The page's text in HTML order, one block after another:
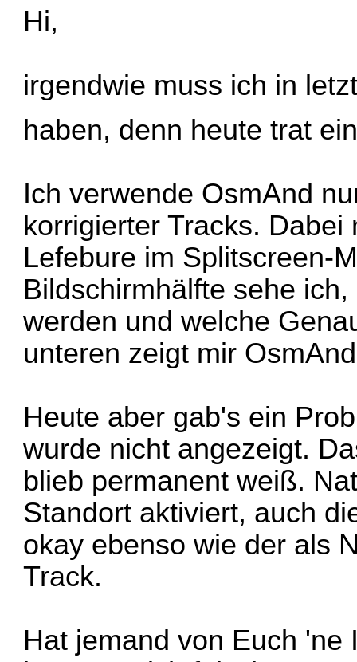
Hi,
irgendwie muss ich in
haben, denn heute trat
Ich verwende OsmAnd
korrigierter Tracks.
Lefebure im Splitscreen-
Bildschirmhälfte sehe
werden und welche
unteren zeigt mir
Heute aber gab's ein
wurde nicht angezeigt.
blieb permanent weiß.
Standort aktiviert, auch
okay ebenso wie der als
Track.
Hat jemand von Euch